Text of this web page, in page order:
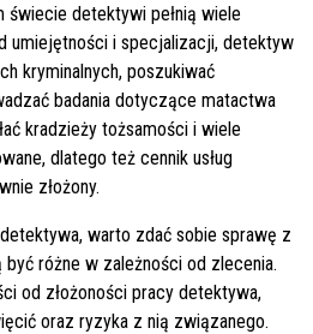
świecie detektywi pełnią wiele
umiejętności i specjalizacji, detektyw
kryminalnych, poszukiwać
badania dotyczące matactwa
kradzieży tożsamości i wiele
dlatego też cennik usług
złożony.
warto zdać sobie sprawę z
różne w zależności od zlecenia.
od złożoności pracy detektywa,
oraz ryzyka z nią związanego.